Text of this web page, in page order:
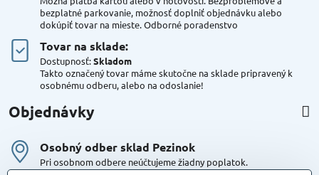
bezplatné parkovanie, možnosť doplniť objednávku alebo
dokúpiť tovar na mieste. Odborné poradenstvo
Tovar na sklade:
Dostupnosť:Skladom
Takto označený tovar máme skutočne na sklade pripravený k
osobnému odberu, alebo na odoslanie!
Objednávky
Osobný odber sklad Pezinok
Pri osobnom odbere neúčtujeme žiadny poplatok.